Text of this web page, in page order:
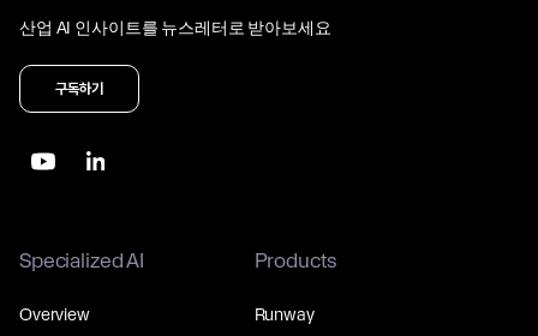
산업 AI 인사이트를 뉴스레터로 받아보세요
구독하기
Specialized AI
Overview
Products
Runway